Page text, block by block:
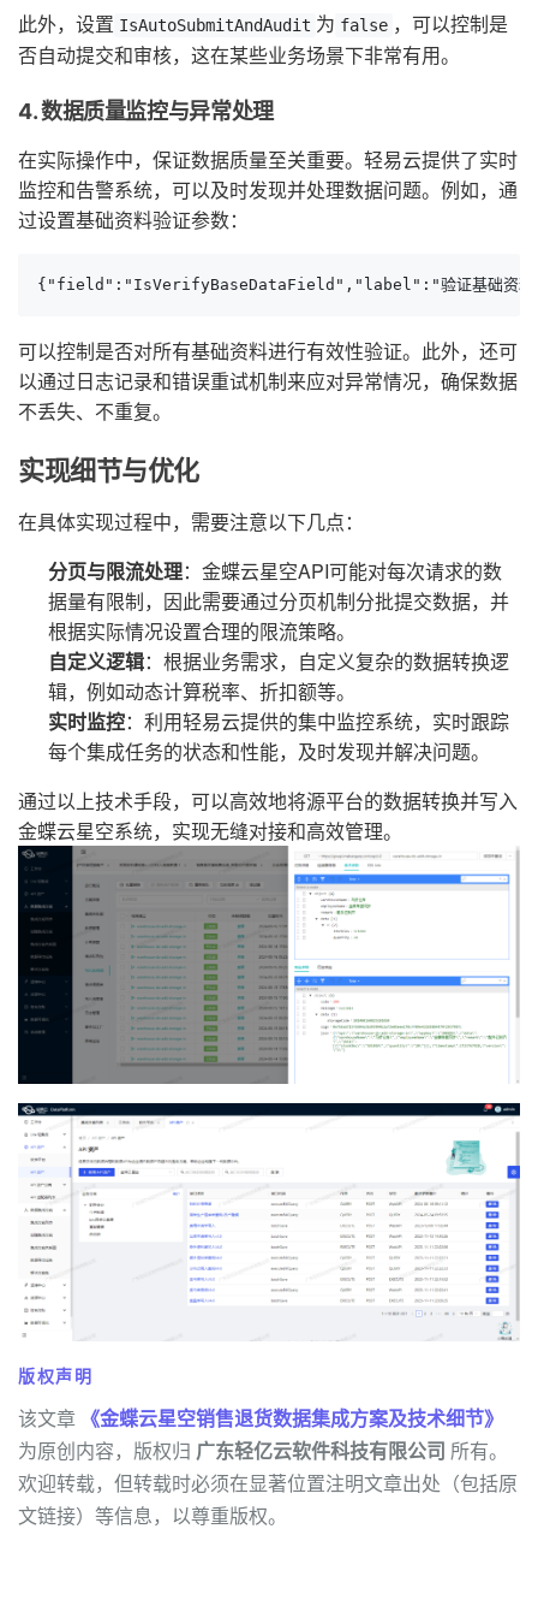
此外，设置 IsAutoSubmitAndAudit 为 false ，可以控制是
否自动提交和审核，这在某些业务场景下非常有用。
4. 数据质量监控与异常处理
在实际操作中，保证数据质量至关重要。轻易云提供了实时
监控和告警系统，可以及时发现并处理数据问题。例如，通
过设置基础资料验证参数：
{"field":"IsVerifyBaseDataField","label":"验证基础资料
可以控制是否对所有基础资料进行有效性验证。此外，还可
以通过日志记录和错误重试机制来应对异常情况，确保数据
不丢失、不重复。
实现细节与优化
在具体实现过程中，需要注意以下几点：
分页与限流处理：金蝶云星空API可能对每次请求的数
据量有限制，因此需要通过分页机制分批提交数据，并
根据实际情况设置合理的限流策略。
自定义逻辑：根据业务需求，自定义复杂的数据转换逻
辑，例如动态计算税率、折扣额等。
实时监控：利用轻易云提供的集中监控系统，实时跟踪
每个集成任务的状态和性能，及时发现并解决问题。
通过以上技术手段，可以高效地将源平台的数据转换并写入
金蝶云星空系统，实现无缝对接和高效管理。
版权声明
该文章 《金蝶云星空销售退货数据集成方案及技术细节》
为原创内容，版权归 广东轻亿云软件科技有限公司 所有。
欢迎转载，但转载时必须在显著位置注明文章出处（包括原
文链接）等信息，以尊重版权。